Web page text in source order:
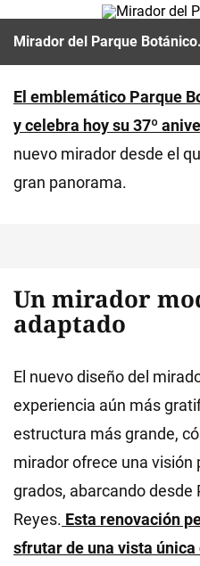
Mirador del Parque Botánico.
El emblemático Parque
y celebra hoy su 37º
nuevo mirador desde el
gran panorama.
Un mirador
adaptado
El nuevo diseño del
experiencia aún más
estructura más grande,
mirador ofrece una visión
grados, abarcando desde
Reyes. Esta renovación
sfrutar de una vista única